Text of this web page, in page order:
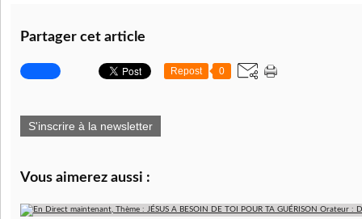
Partager cet article
Repost 0
S'inscrire à la newsletter
Vous aimerez aussi :